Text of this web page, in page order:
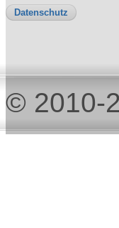
Datenschutz
© 2010-